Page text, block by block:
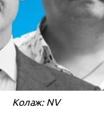
Колаж: NV